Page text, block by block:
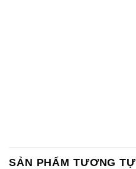
SẢN PHẨM TƯƠNG TỰ